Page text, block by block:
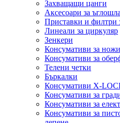
Захващащи цанги
Аксесоари за
Приставки и филтри
Линеали за циркуляр
Зенкери
Консумативи за
Консумативи за
Телени четки
Бъркалки
Консумативи X-
Консумативи за
Консумативи за
Консумативи за